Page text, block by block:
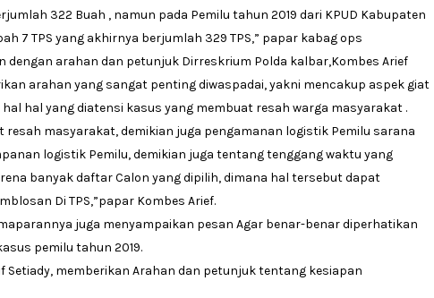
322 Buah , namun pada Pemilu tahun 2019 dari KPUD Kabupaten
7 TPS yang akhirnya berjumlah 329 TPS,” papar kabag ops
arahan dan petunjuk Dirreskrium Polda kalbar,Kombes Arief
arahan yang sangat penting diwaspadai, yakni mencakup aspek giat
hal yang diatensi kasus yang membuat resah warga masyarakat .
resah masyarakat, demikian juga pengamanan logistik Pemilu sarana
logistik Pemilu, demikian juga tentang tenggang waktu yang
banyak daftar Calon yang dipilih, dimana hal tersebut dapat
Di TPS,”papar Kombes Arief.
juga menyampaikan pesan Agar benar-benar diperhatikan
pemilu tahun 2019.
Setiady, memberikan Arahan dan petunjuk tentang kesiapan